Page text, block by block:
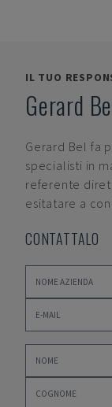
IL TUO
Gerard
Gerard Bel fa
specialisti in
referente
esitatare a
CONTATTALO